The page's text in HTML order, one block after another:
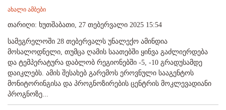
ახალი ამბები
თარიღი: ხუთშაბათი, 27 თებერვალი 2025 15:54
სამეგრელოში 28 თებერვალს უნალექო ამინდია
მოსალოდნელი, თუმცა ღამის საათებში ყინვა გაძლიერდება
და ტემპერატურა დაბლობ რეგიონებში -5, -10 გრადუსამდე
დაიკლებს. ამის შესახებ გარემოს ეროვნული სააგენტოს
მონიტორინგისა და პროგნოზირების ცენტრის მოკლევადიანი
პროგნოზე...